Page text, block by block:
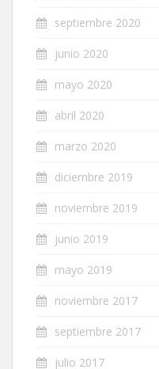
septiembre 2020
junio 2020
mayo 2020
abril 2020
marzo 2020
diciembre 2019
noviembre 2019
junio 2019
mayo 2019
noviembre 2017
septiembre 2017
julio 2017